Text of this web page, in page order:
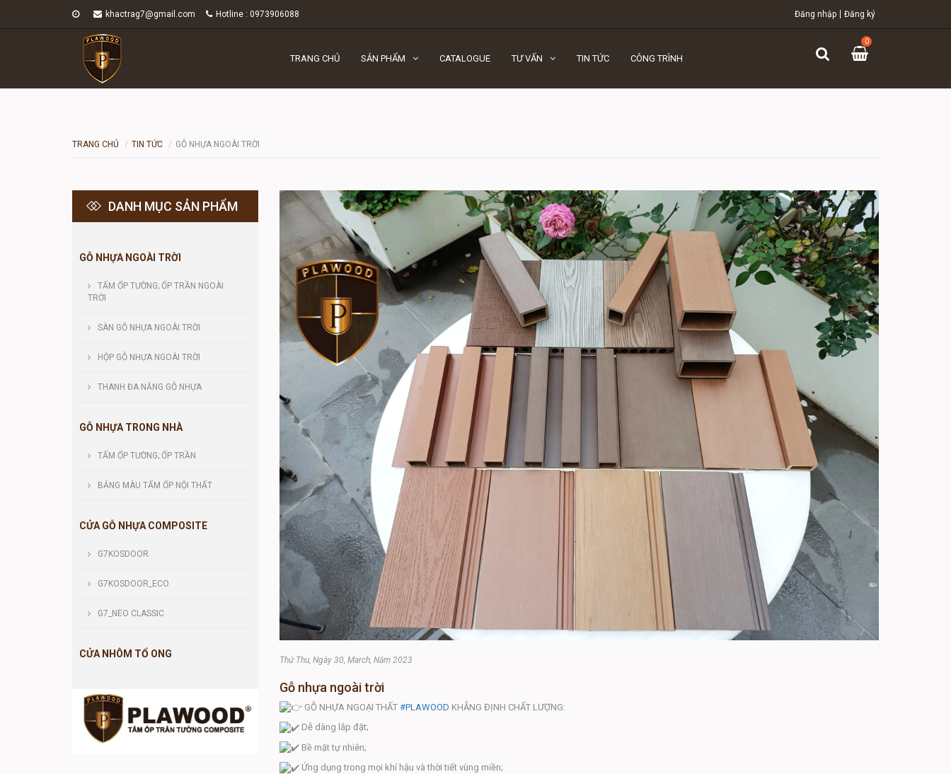
khactrag7@gmail.com Hotline : 0973906088 Đăng nhập Đăng ký
TRANG CHỦ SẢN PHẨM CATALOGUE TƯ VẤN TIN TỨC CÔNG TRÌNH
0
TRANG CHỦ TIN TỨC GỖ NHỰA NGOÀI TRỜI
Thứ Thu, Ngày 30, March, Năm 2023
Gỗ nhựa ngoài trời
GỖ NHỰA NGOẠI THẤT #PLAWOOD KHẲNG ĐỊNH CHẤT LƯỢNG:
Dễ dàng lắp đặt;
Bề mặt tự nhiên;
Ứng dụng trong mọi khí hậu và thời tiết vùng miền;
DANH MỤC SẢN PHẨM
GỖ NHỰA NGOÀI TRỜI
TẤM ỐP TƯỜNG; ỐP TRẦN NGOÀI
TRỜI
SÀN GỖ NHỰA NGOÀI TRỜI
HỘP GỖ NHỰA NGOÀI TRỜI
THANH ĐA NĂNG GỖ NHỰA
GỖ NHỰA TRONG NHÀ
TẤM ỐP TƯỜNG; ỐP TRẦN
BẢNG MÀU TẤM ỐP NỘI THẤT
CỬA GỖ NHỰA COMPOSITE
G7KOSDOOR
G7KOSDOOR_ECO
G7_NEO CLASSIC
CỬA NHÔM TỔ ONG